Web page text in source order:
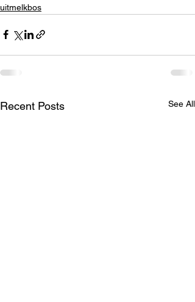
uitmelkbos
Recent Posts See All